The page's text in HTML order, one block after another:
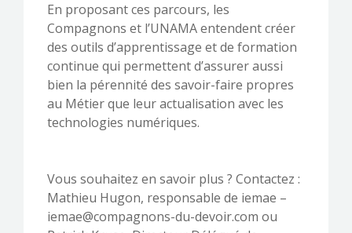
En proposant ces parcours, les
Compagnons et l’UNAMA entendent créer
des outils d’apprentissage et de formation
continue qui permettent d’assurer aussi
bien la pérennité des savoir-faire propres
au Métier que leur actualisation avec les
technologies numériques.
Vous souhaitez en savoir plus ? Contactez :
Mathieu Hugon, responsable de iemae –
iemae@compagnons-du-devoir.com ou